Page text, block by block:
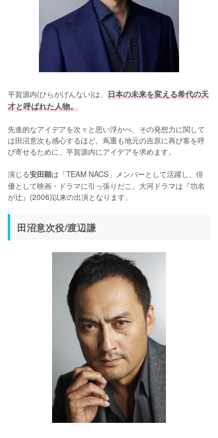
平賀源内(ひらがげんない)は、 日本の未来を変える希代の天
才と呼ばれた人物。
先進的なアイデアを次々と思い浮かべ、その発想力に関して
は田沼意次も感心するほど。蔦重も地元の吉原に再び客を呼
び寄せるために、平賀源内にアイデアを求めます。
演じる安田顕は「TEAM NACS」メンバーとして活躍し、俳
優として映画・ドラマに引っ張りだこ。大河ドラマは『功名
が辻』(2006)以来の出演となります。
田沼意次役/渡辺謙